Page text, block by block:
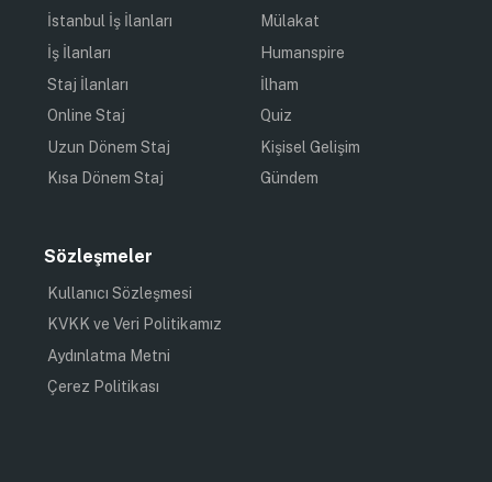
İstanbul İş İlanları
İş İlanları
Staj İlanları
Online Staj
Uzun Dönem Staj
Kısa Dönem Staj
Mülakat
Humanspire
İlham
Quiz
Kişisel Gelişim
Gündem
Sözleşmeler
Kullanıcı Sözleşmesi
KVKK ve Veri Politikamız
Aydınlatma Metni
Çerez Politikası